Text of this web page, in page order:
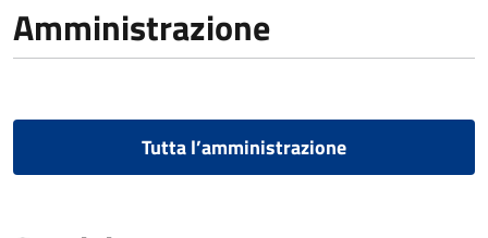
Amministrazione
Tutta l’amministrazione